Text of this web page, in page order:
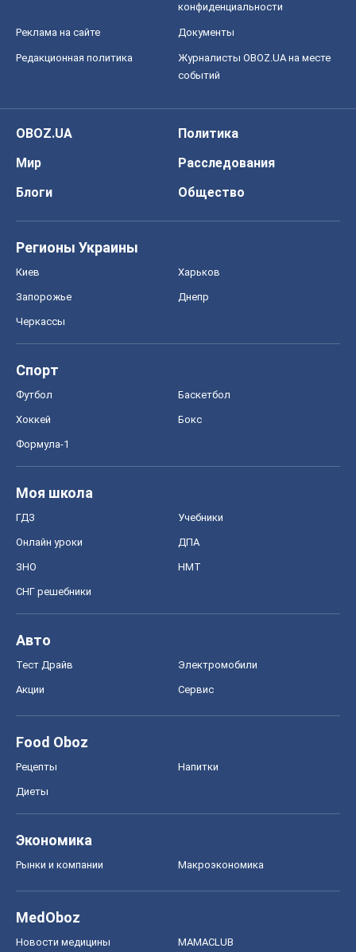
конфиденциальности
Реклама на сайте Документы
Редакционная политика
Журналисты OBOZ.UA на месте
событий
OBOZ.UA
Политика
Мир
Расследования
Блоги
Общество
Регионы Украины
Киев Харьков
Запорожье Днепр
Черкассы
Спорт
Футбол Баскетбол
Хоккей Бокс
Формула-1
Моя школа
ГДЗ Учебники
Онлайн уроки ДПА
ЗНО НМТ
СНГ решебники
Авто
Тест Драйв Электромобили
Акции Сервис
Food Oboz
Рецепты Напитки
Диеты
Экономика
Рынки и компании Mакроэкономика
MedOboz
Новости медицины MAMACLUB